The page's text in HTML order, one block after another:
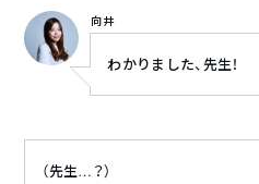
向井
わかりました、先生！
（先生…？）